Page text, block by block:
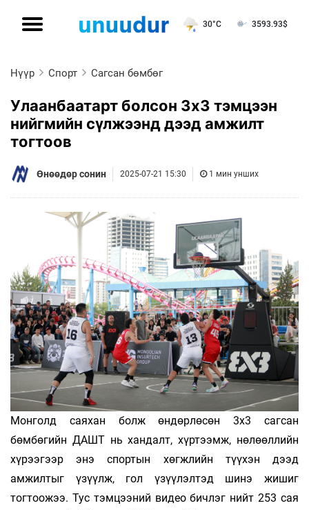
30°C 3593.93$
Нүүр Спорт Сагсан бөмбөг
Улаанбаатарт болсон 3x3 тэмцээн
нийгмийн сүлжээнд дээд амжилт
тогтоов
Өнөөдөр сонин 2025-07-21 15:30 1 мин унших
Монголд саяхан болж өндөрлөсөн 3x3 сагсан
бөмбөгийн ДАШТ нь хандалт, хүртээмж, нөлөөллийн
хүрээгээр энэ спортын хөгжлийн түүхэн дээд
амжилтыг үзүүлж, гол үзүүлэлтэд шинэ жишиг
тогтоожээ. Тус тэмцээний видео бичлэг нийт 253 сая